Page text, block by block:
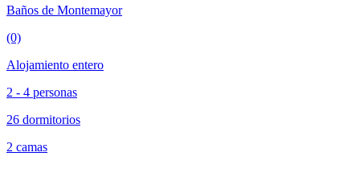
Baños de Montemayor
(0)
Alojamiento entero
2 - 4 personas
26 dormitorios
2 camas